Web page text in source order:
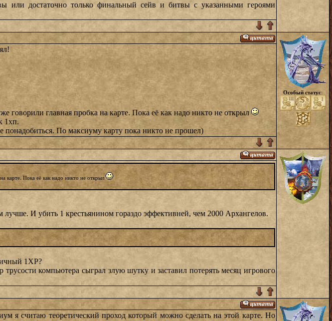
или достаточно только финальный сейв и битвы с указанными героями
говорили главная пробка на карте. Пока её как надо никто не открыл
1хп.
понадобиться. По максиуму карту пока никто не прошел)
Особый статус:
карте. Пока её как надо никто не открыл
И убить 1 крестьянином гораздо эффективней, чем 2000 Архангелов.
1ХР?
компьютера сыграл злую шутку и заставил потерять месяц игрового
я считаю теоретический проход который можно сделать на этой карте. Но